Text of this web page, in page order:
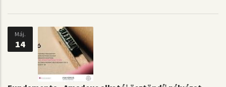
Máj.
14